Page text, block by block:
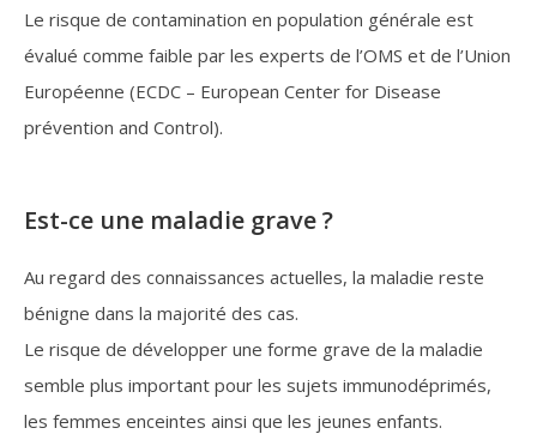
Le risque de contamination en population générale est
évalué comme faible par les experts de l’OMS et de l’Union
Européenne (ECDC – European Center for Disease
prévention and Control).
Est-ce une maladie grave ?
Au regard des connaissances actuelles, la maladie reste
bénigne dans la majorité des cas.
Le risque de développer une forme grave de la maladie
semble plus important pour les sujets immunodéprimés,
les femmes enceintes ainsi que les jeunes enfants.